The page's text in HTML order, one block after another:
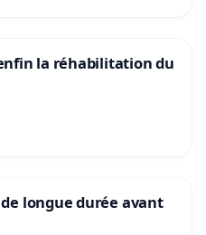
la réhabilitation du
longue durée avant